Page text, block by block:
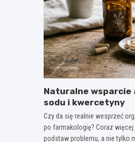
Naturalne wsparcie
sodu i kwercetyny
Czy da się realnie wesprzeć
po farmakologię? Coraz
podstaw problemu, a nie tylko